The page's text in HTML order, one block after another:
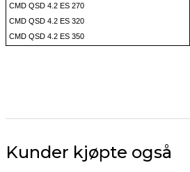
CMD QSD 4.2 ES 270
CMD QSD 4.2 ES 320
CMD QSD 4.2 ES 350
Kunder kjøpte også